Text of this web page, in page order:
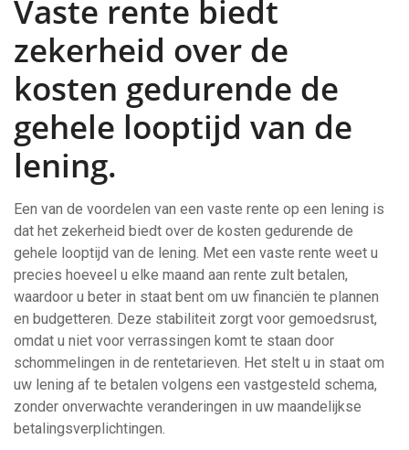
Vaste rente biedt
zekerheid over de
kosten gedurende de
gehele looptijd van de
lening.
Een van de voordelen van een vaste rente op een lening is
dat het zekerheid biedt over de kosten gedurende de
gehele looptijd van de lening. Met een vaste rente weet u
precies hoeveel u elke maand aan rente zult betalen,
waardoor u beter in staat bent om uw financiën te plannen
en budgetteren. Deze stabiliteit zorgt voor gemoedsrust,
omdat u niet voor verrassingen komt te staan door
schommelingen in de rentetarieven. Het stelt u in staat om
uw lening af te betalen volgens een vastgesteld schema,
zonder onverwachte veranderingen in uw maandelijkse
betalingsverplichtingen.